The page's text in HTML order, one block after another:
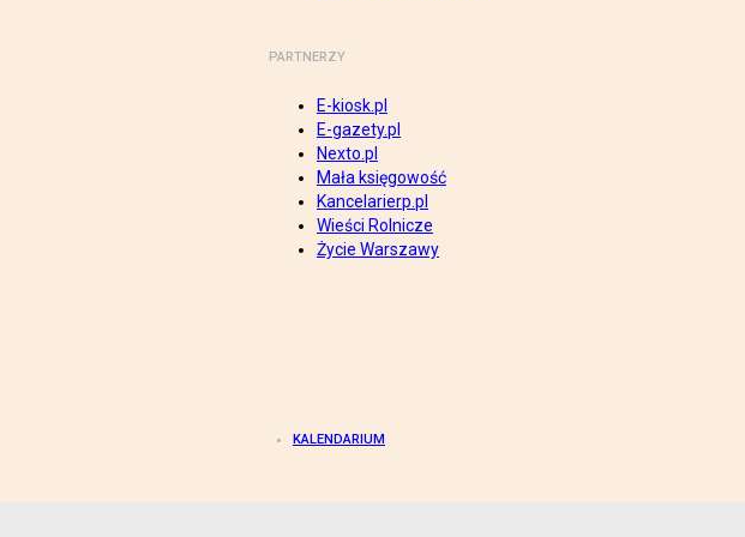
PARTNERZY
E-kiosk.pl
E-gazety.pl
Nexto.pl
Mała księgowość
Kancelarierp.pl
Wieści Rolnicze
Życie Warszawy
KALENDARIUM